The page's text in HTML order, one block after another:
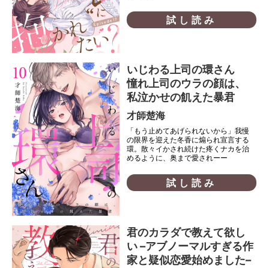
試し読み
いじわる上司の環さん
憧れ上司のウラの顔は、
私泣かせの飢えた暴君
才師楚海
「もう止めてあげられないから」我慢
の限界を迎えた冬香に煽られ宣言する
環。散々イかされ続けた疼くナカを治
めるように、奥まで愛されーー
試し読み
君のカラダで教えて欲し
い –アブノーマルすぎる作
家と疑似恋愛始めました–